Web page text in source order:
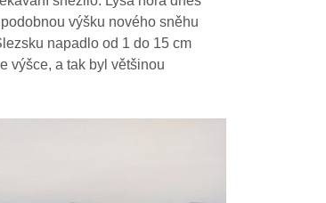
výšku nového sněhu
napadlo od 1 do 15 cm
výšce, a tak byl většinou